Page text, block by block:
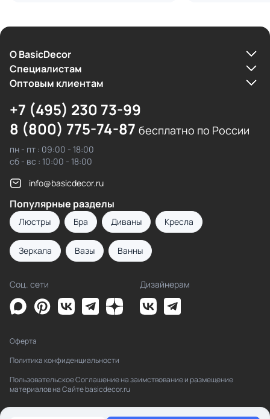
О BasicDecor
Cпециалистам
Оптовым клиентам
+7 (495) 230 73-99
8 (800) 775-74-87 бесплатно по России
пн - пт : 09:00 - 18:00
сб - вс : 10:00 - 18:00
info@basicdecor.ru
Популярные разделы
Люстры Бра Диваны Кресла
Зеркала Вазы Ванны
Соц. сети Дизайнерам
Оферта
Политика конфиденциальности
Пользовательское Соглашение на заимствование и размещение
материалов на Сайте basicdecor.ru